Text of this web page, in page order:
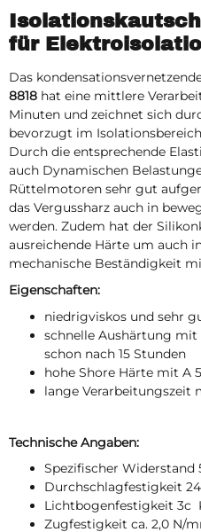
für
Das
8818 hat eine mittlere
Minuten und zeichnet sich
bevorzugt im
Durch die entsprechende
auch Dynamischen
Rüttelmotoren sehr gut
das Vergussharz auch in
werden. Zudem hat der
ausreichende Härte um auch
mechanische Beständigkeit
Eigenschaften:
niedrigviskos und sehr
schnelle Aushärtung
schon nach 15 Stunden
hohe Shore Härte mit A
lange Verarbeitungszeit
Technische Angaben:
Spezifischer Widerstand
Durchschlagfestigkeit
Lichtbogenfestigkeit 3c
Zugfestigkeit ca. 2,0 N/